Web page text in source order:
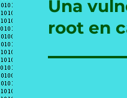
Entrada
siguiente:
Una
root en